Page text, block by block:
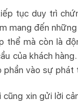
tục duy trì
mang đến
thể mà còn là
của khách
phần vào sự phát
cũng xin gửi lời